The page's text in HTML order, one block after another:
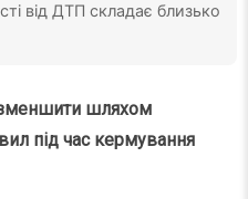
від ДТП складає близько
шляхом
під час кермування